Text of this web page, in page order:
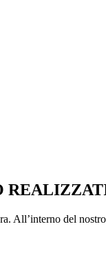
All’interno del